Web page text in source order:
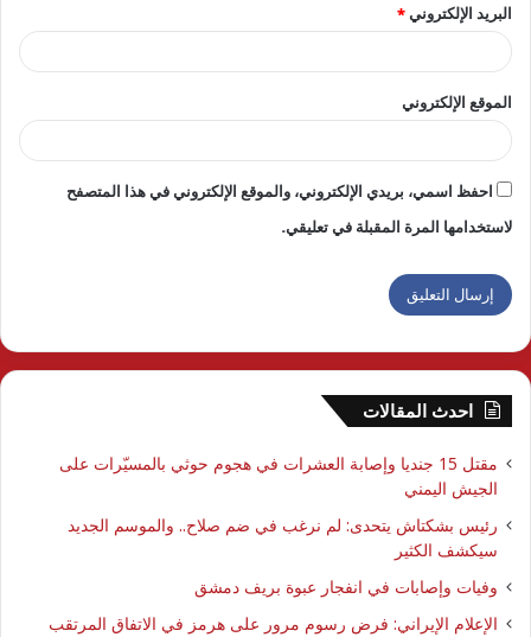
البريد الإلكتروني*
الموقع الإلكتروني
احفظ اسمي، بريدي الإلكتروني، والموقع الإلكتروني في هذا المتصفح
لاستخدامها المرة المقبلة في تعليقي.
احدث المقالات
مقتل 15 جنديا وإصابة العشرات في هجوم حوثي بالمسيّرات على
الجيش اليمني
رئيس بشكتاش يتحدى: لم نرغب في ضم صلاح.. والموسم الجديد
سيكشف الكثير
وفيات وإصابات في انفجار عبوة بريف دمشق
الإعلام الإيراني: فرض رسوم مرور على هرمز في الاتفاق المرتقب